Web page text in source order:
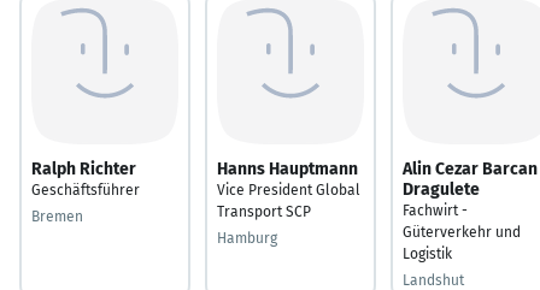
Ralph Richter
Geschäftsführer
Bremen
Hanns Hauptmann
Vice President Global
Transport SCP
Hamburg
Alin Cezar Barcan
Dragulete
Fachwirt -
Güterverkehr und
Logistik
Landshut